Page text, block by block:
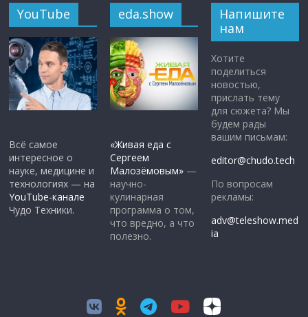
YouTube
Всё самое
интересное о
науке, медицине и
технологиях — на
YouTube-канале
Чудо Техники.
eda.show
«Живая еда с
Сергеем
Малозёмовым» —
научно-
кулинарная
программа о том,
что вредно, а что
полезно.
Напишите
нам
Хотите
поделиться
новостью,
прислать тему
для сюжета? Мы
будем рады
вашим письмам:
editor@chudo.tech
По вопросам
рекламы:
adv@teleshow.med
ia